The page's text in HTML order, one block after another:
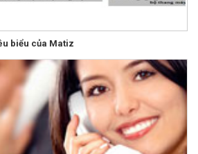
biểu của Matiz